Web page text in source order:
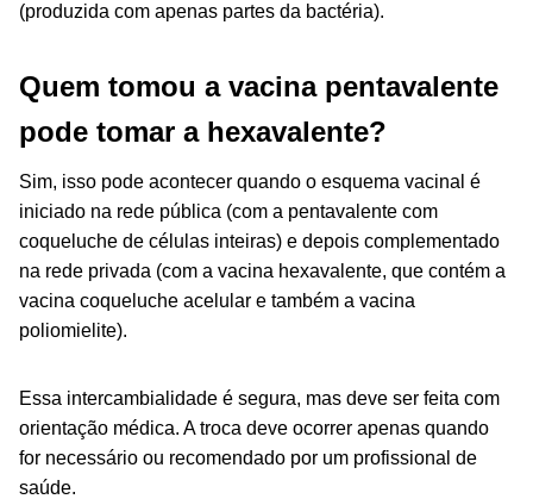
(produzida com apenas partes da bactéria).
Quem tomou a vacina pentavalente
pode tomar a hexavalente?
Sim, isso pode acontecer quando o esquema vacinal é
iniciado na rede pública (com a pentavalente com
coqueluche de células inteiras) e depois complementado
na rede privada (com a vacina hexavalente, que contém a
vacina coqueluche acelular e também a vacina
poliomielite).
Essa intercambialidade é segura, mas deve ser feita com
orientação médica. A troca deve ocorrer apenas quando
for necessário ou recomendado por um profissional de
saúde.